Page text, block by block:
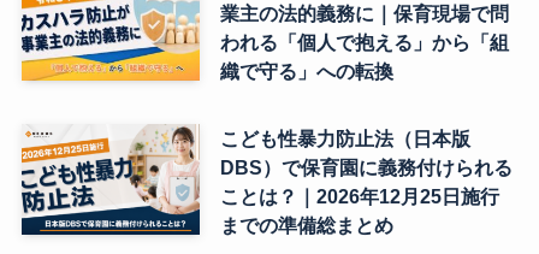
業主の法的義務に｜保育現場で問
われる「個人で抱える」から「組
織で守る」への転換
こども性暴力防止法（日本版
DBS）で保育園に義務付けられる
ことは？｜2026年12月25日施行
までの準備総まとめ